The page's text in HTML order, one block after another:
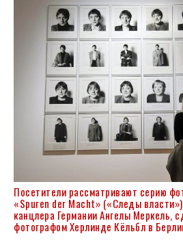
Посетители рассматривают серию
«Spuren der Macht» («Следы
канцлера Германии Ангелы Меркель,
фотографом Херлинде Кёльбл в